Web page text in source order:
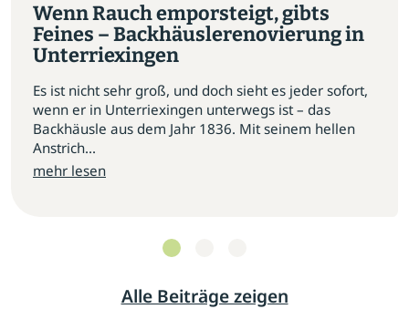
Wenn Rauch emporsteigt, gibts
Feines – Backhäuslerenovierung in
Unterriexingen
Es ist nicht sehr groß, und doch sieht es jeder sofort,
wenn er in Unterriexingen unterwegs ist – das
Backhäusle aus dem Jahr 1836. Mit seinem hellen
Anstrich...
mehr lesen
Alle Beiträge zeigen